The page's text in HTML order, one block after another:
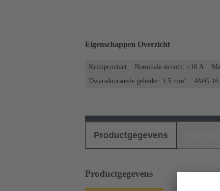
Eigenschappen Overzicht
Krimpcontact Nominale stroom: ≤16 A
Dwarsdoorsnede geleider: 1,5 mm²
AWG 16
Productgegevens
Productgegevens